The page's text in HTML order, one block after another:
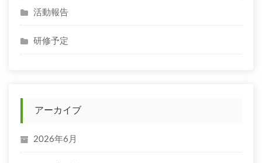
活動報告
研修予定
アーカイブ
2026年6月